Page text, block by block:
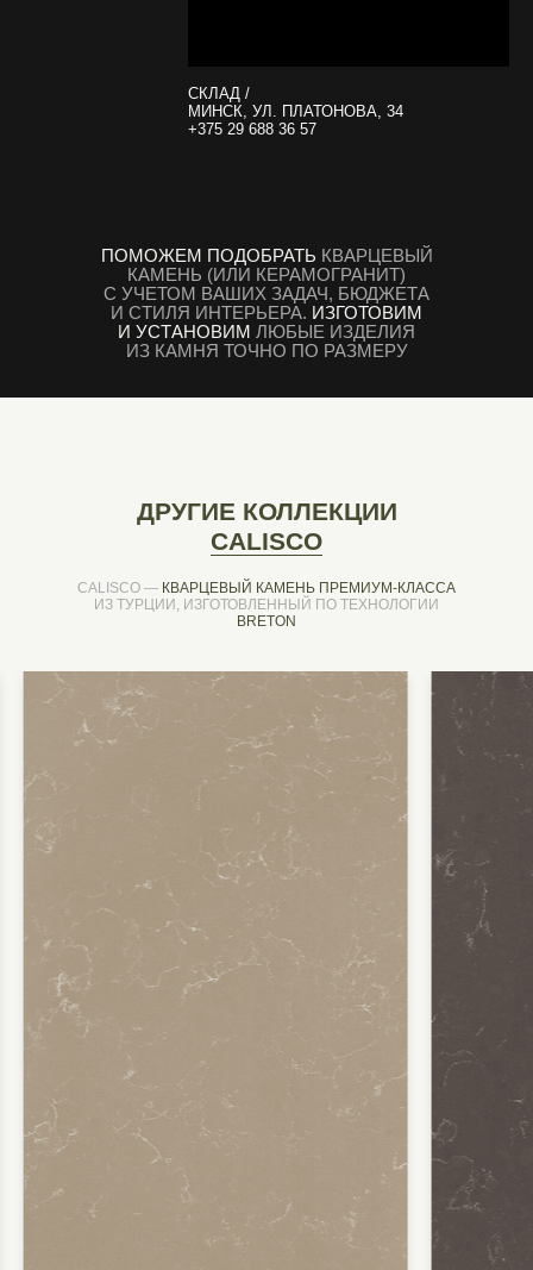
СКЛАД /
МИНСК, УЛ. ПЛАТОНОВА, 34
+375 29 688 36 57
ПОМОЖЕМ ПОДОБРАТЬ КВАРЦЕВЫЙ
КАМЕНЬ (ИЛИ КЕРАМОГРАНИТ)
С УЧЕТОМ ВАШИХ ЗАДАЧ, БЮДЖЕТА
И СТИЛЯ ИНТЕРЬЕРА. ИЗГОТОВИМ
И УСТАНОВИМ ЛЮБЫЕ ИЗДЕЛИЯ
ИЗ КАМНЯ ТОЧНО ПО РАЗМЕРУ
ДРУГИЕ КОЛЛЕКЦИИ
CALISCO
CALISCO — КВАРЦЕВЫЙ КАМЕНЬ ПРЕМИУМ-КЛАССА
ИЗ ТУРЦИИ, ИЗГОТОВЛЕННЫЙ ПО ТЕХНОЛОГИИ
BRETON